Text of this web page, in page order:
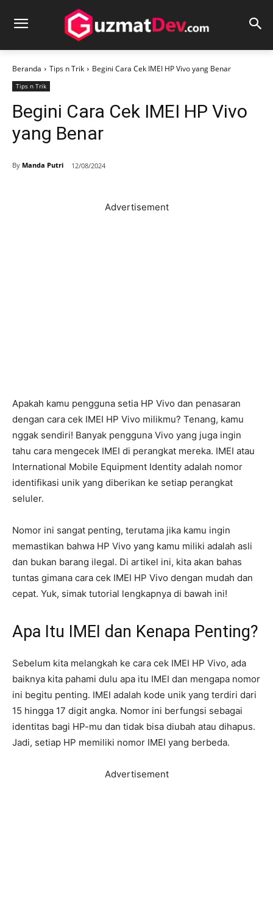
Beranda Tips n Trik Begini Cara Cek IMEI HP Vivo yang Benar
Tips n Trik
Begini Cara Cek IMEI HP Vivo
yang Benar
By Manda Putri 12/08/2024
Advertisement
Apakah kamu pengguna setia HP Vivo dan penasaran
dengan cara cek IMEI HP Vivo milikmu? Tenang, kamu
nggak sendiri! Banyak pengguna Vivo yang juga ingin
tahu cara mengecek IMEI di perangkat mereka. IMEI atau
International Mobile Equipment Identity adalah nomor
identifikasi unik yang diberikan ke setiap perangkat
seluler.
Nomor ini sangat penting, terutama jika kamu ingin
memastikan bahwa HP Vivo yang kamu miliki adalah asli
dan bukan barang ilegal. Di artikel ini, kita akan bahas
tuntas gimana cara cek IMEI HP Vivo dengan mudah dan
cepat. Yuk, simak tutorial lengkapnya di bawah ini!
Apa Itu IMEI dan Kenapa Penting?
Sebelum kita melangkah ke cara cek IMEI HP Vivo, ada
baiknya kita pahami dulu apa itu IMEI dan mengapa nomor
ini begitu penting. IMEI adalah kode unik yang terdiri dari
15 hingga 17 digit angka. Nomor ini berfungsi sebagai
identitas bagi HP-mu dan tidak bisa diubah atau dihapus.
Jadi, setiap HP memiliki nomor IMEI yang berbeda.
Advertisement